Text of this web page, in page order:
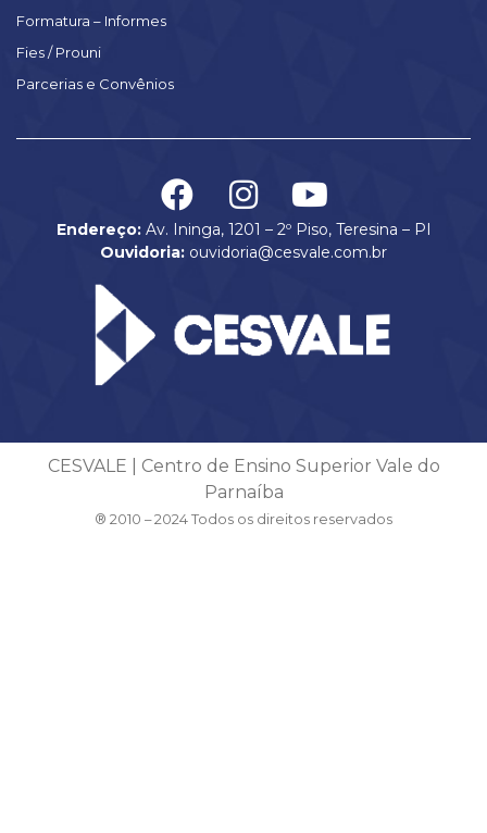
Formatura – Informes
Fies / Prouni
Parcerias e Convênios
Endereço:Av. Ininga, 1201 – 2º Piso, Teresina – PI
Ouvidoria: ouvidoria@cesvale.com.br
CESVALE | Centro de Ensino Superior Vale do
Parnaíba
® 2010 – 2024 Todos os direitos reservados